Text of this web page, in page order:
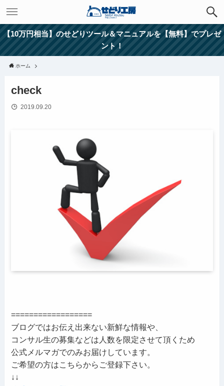
【10万円相当】のせどりツール＆マニュアルを【無料】でプレゼ
ント！
ホーム
check
2019.09.20
==================
ブログではお伝え出来ない新鮮な情報や、
コンサル生の募集などは人数を限定させて頂くため
公式メルマガでのみお届けしています。
ご希望の方はこちらからご登録下さい。
↓↓